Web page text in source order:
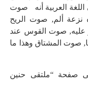
العربية أنه صوت
نزعة ألم, صوت الريح
عليه, صوت القوس عند
صوت المشتاق وهذا ما
صفحة “ملتقى حنين